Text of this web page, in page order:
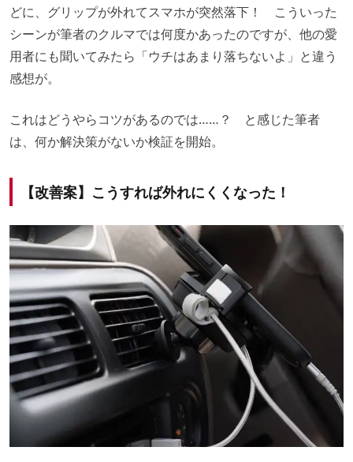
どに、グリップが外れてスマホが突然落下！ こういった
シーンが筆者のクルマでは何度かあったのですが、他の愛
用者にも聞いてみたら「ウチはあまり落ちないよ」と違う
感想が。
これはどうやらコツがあるのでは……？ と感じた筆者
は、何か解決策がないか検証を開始。
【改善案】こうすれば外れにくくなった！